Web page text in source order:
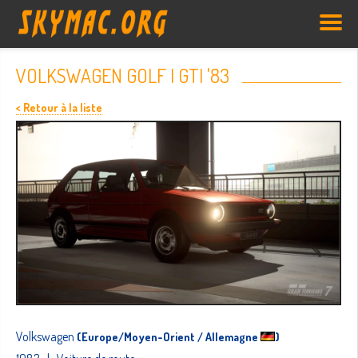
VOLKSWAGEN GOLF I GTI '83
< Retour à la liste
Volkswagen (Europe/Moyen-Orient / Allemagne )